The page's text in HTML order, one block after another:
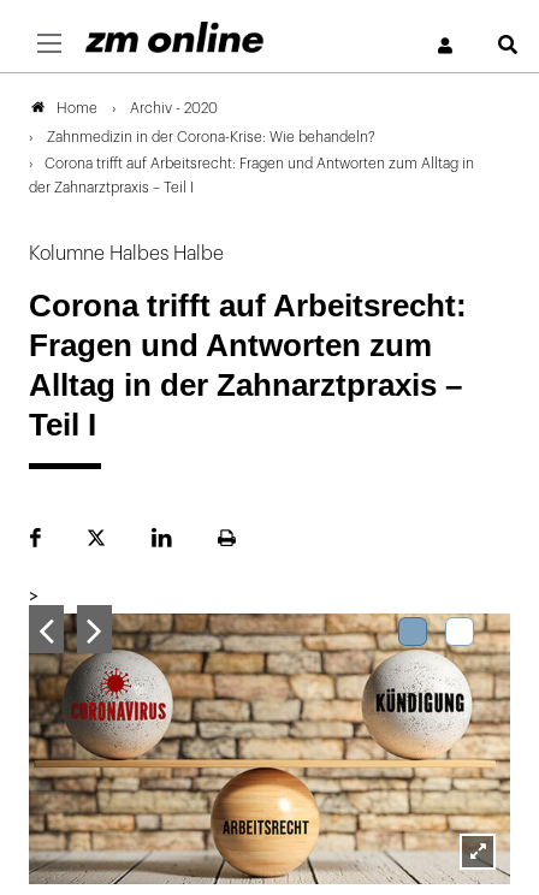
Home Archiv - 2020
Zahnmedizin in der Corona-Krise: Wie behandeln?
Corona trifft auf Arbeitsrecht: Fragen und Antworten zum Alltag in
der Zahnarztpraxis – Teil I
Kolumne Halbes Halbe
Corona trifft auf Arbeitsrecht:
Fragen und Antworten zum
Alltag in der Zahnarztpraxis –
Teil I
FacebookPlattformLinekdInSeite
>
Lightbox